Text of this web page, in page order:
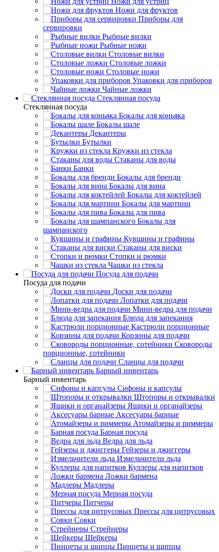
Ножи для фруктов
Приборы для
сервировки
Рыбные вилки
Рыбные ножи
Столовые вилки
Столовые ложки
Столовые ножи
Упаковки для приборов
Чайные ложки
Стеклянная посуда
Стеклянная посуда
Бокалы для коньяка
Бокалы шале
Декантеры
Бутылки
Кружки из стекла
Стаканы для воды
Банки
Бокалы для бренди
Бокалы для вина
Бокалы для коктейлей
Бокалы для мартини
Бокалы для пива
Бокалы для
шампанского
Кувшины и графины
Стаканы для виски
Стопки и рюмки
Чашки из стекла
Посуда для подачи
Посуда для подачи
Доски для подачи
Лопатки для подачи
Мини-ведра для подачи
Блюда для запекания
Кастрюли порционные
Корзины для подачи
Сковороды
порционные, сотейники
Сланцы для подачи
Барный инвентарь
Барный инвентарь
Сифоны и капсулы
Штопоры и открывалки
Ящики и органайзеры
Аксесуары барные
Атомайзеры и риммеры
Барная посуда
Ведра для льда
Гейзеры и джиггеры
Измельчители льда
Куллеры для напитков
Ложки бармена
Мадлеры
Мерная посуда
Питчеры
Прессы для цитрусовых
Совки
Стрейнеры
Шейкеры
Пинцеты и щипцы